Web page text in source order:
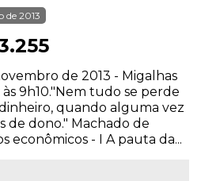
de 2013
de 2013 - Migalhas
9h10."Nem tudo se perde
quando alguma vez
de dono." Machado de
econômicos - I A pauta da...